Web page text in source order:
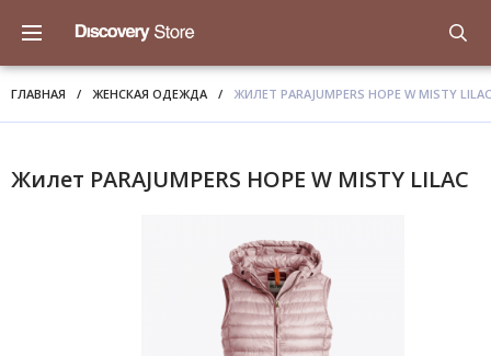
ГЛАВНАЯ / ЖЕНСКАЯ ОДЕЖДА / ЖИЛЕТ PARAJUMPERS HOPE W MISTY LILAC
Жилет PARAJUMPERS HOPE W MISTY LILAC